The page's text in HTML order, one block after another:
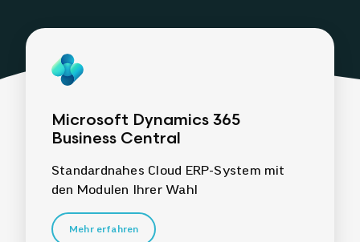
Microsoft Dynamics 365
Business Central
Standardnahes Cloud ERP-System mit
den Modulen Ihrer Wahl
Mehr erfahren